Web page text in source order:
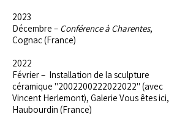
2023
Décembre – Conférence à Charentes,
Cognac (France)
2022
Février – Installation de la sculpture
céramique "2002200222022022" (avec
Vincent Herlemont), Galerie Vous êtes ici,
Haubourdin (France)